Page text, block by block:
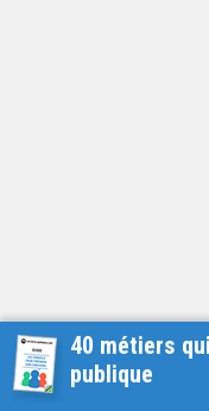
40 métiers
publique